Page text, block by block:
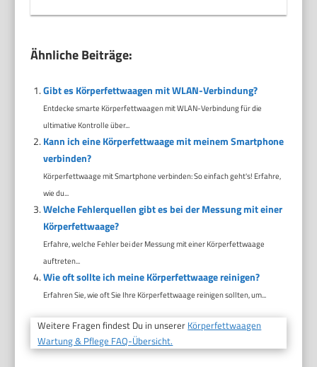
Ähnliche Beiträge:
Gibt es Körperfettwaagen mit WLAN-Verbindung?
Entdecke smarte Körperfettwaagen mit WLAN-Verbindung für die
ultimative Kontrolle über...
Kann ich eine Körperfettwaage mit meinem Smartphone
verbinden?
Körperfettwaage mit Smartphone verbinden: So einfach geht's! Erfahre,
wie du...
Welche Fehlerquellen gibt es bei der Messung mit einer
Körperfettwaage?
Erfahre, welche Fehler bei der Messung mit einer Körperfettwaage
auftreten...
Wie oft sollte ich meine Körperfettwaage reinigen?
Erfahren Sie, wie oft Sie Ihre Körperfettwaage reinigen sollten, um...
Weitere Fragen findest Du in unserer Körperfettwaagen
Wartung & Pflege FAQ-Übersicht.